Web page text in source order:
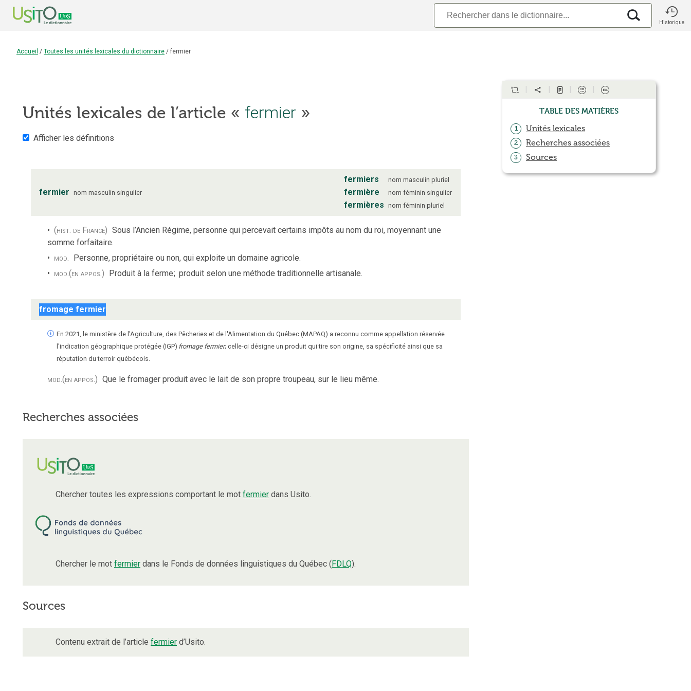
Historique
Accueil / Toutes les unités lexicales du dictionnaire / fermier
Unités lexicales de l’article « fermier »
Afficher les définitions
fermier nom masculin singulier
fermiers nom masculin pluriel
fermière nom féminin singulier
fermières nom féminin pluriel
(hist. de France) Sous l’Ancien Régime, personne qui percevait certains impôts au nom du roi, moyennant une
somme forfaitaire.
mod. Personne, propriétaire ou non, qui exploite un domaine agricole.
mod.(en appos.) Produit à la ferme; produit selon une méthode traditionnelle artisanale.
fromage fermier
En 2021, le ministère de l'Agriculture, des Pêcheries et de l'Alimentation du Québec (MAPAQ) a reconnu comme appellation réservée
l'indication géographique protégée (IGP) fromage fermier; celle-ci désigne un produit qui tire son origine, sa spécificité ainsi que sa
réputation du terroir québécois.
mod.(en appos.) Que le fromager produit avec le lait de son propre troupeau, sur le lieu même.
Recherches associées
Chercher toutes les expressions comportant le mot fermier dans Usito.
Chercher le mot fermier dans le Fonds de données linguistiques du Québec (FDLQ).
Sources
Contenu extrait de l’article fermier d’Usito.
Table des matières
1 Unités lexicales
2 Recherches associées
3 Sources